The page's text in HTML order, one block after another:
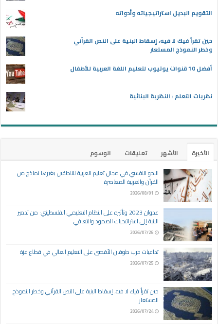
التقويم البديل استراتيجياته وأدواته
حين تقرأ فيك لا فيه، إسقاط البنية على النص القرآني
وخطر النموذج المستعار
أفضل 10 قنوات يوتيوب لتعليم اللغة العربية للأطفال
نظريات التعلم : النظرية البنائية
الأخيرة الأشهر تعليقات
الوسوم
النحو النفسي في مجال تعليم العربية للناطقين بغيرها نماذج من
القرآن والعربية المعاصرة
2026/08/01
عدوان 2023 وتأثيره على النظام التعليمي الفلسطيني: من تدمير
البنية إلى استراتيجيات الصمود والتعافي
2026/07/26
تداعيات حرب طوفان الأقصى على التعليم العالي في قطاع غزة
2026/07/25
حين تقرأ فيك لا فيه، إسقاط البنية على النص القرآني وخطر النموذج
المستعار
2026/07/24